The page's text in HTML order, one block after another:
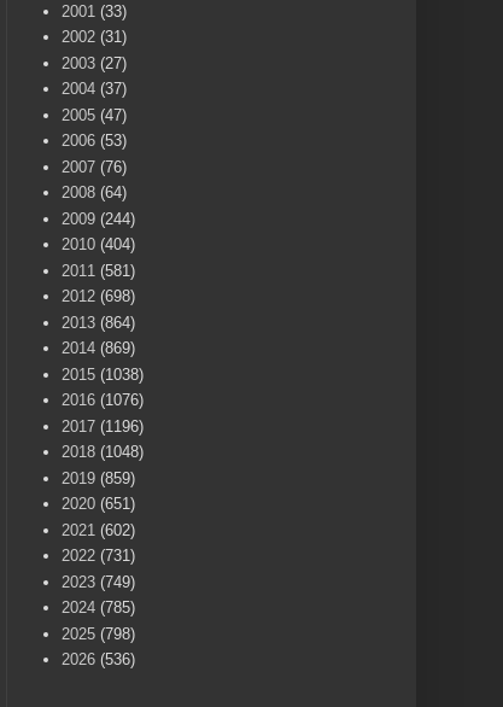
TÚ HACES VILLENA CUÉNTAME... UN
2001 (33)
2002 (31)
2003 (27)
2004 (37)
2005 (47)
2006 (53)
2007 (76)
2008 (64)
2009 (244)
2010 (404)
2011 (581)
2012 (698)
2013 (864)
2014 (869)
2015 (1038)
2016 (1076)
2017 (1196)
2018 (1048)
2019 (859)
2020 (651)
2021 (602)
2022 (731)
2023 (749)
2024 (785)
2025 (798)
2026 (536)